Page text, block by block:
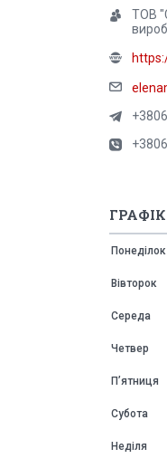
ТОВ
Понеділок
Вівторок
Середа
Четвер
Пʼятниця
Субота
Неділя